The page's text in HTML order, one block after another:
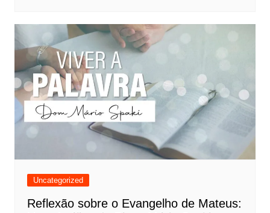
Uncategorized
Reflexão sobre o Evangelho de Mateus: